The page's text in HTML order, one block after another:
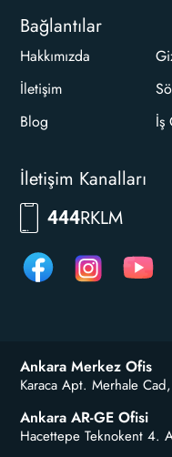
Bağlantılar
Hakkımızda
İletişim
Blog
İş
İletişim Kanalları
444RKLM
Ankara Merkez Ofis
Karaca Apt. Merhale
Ankara AR-GE Ofisi
Hacettepe Teknokent 4.